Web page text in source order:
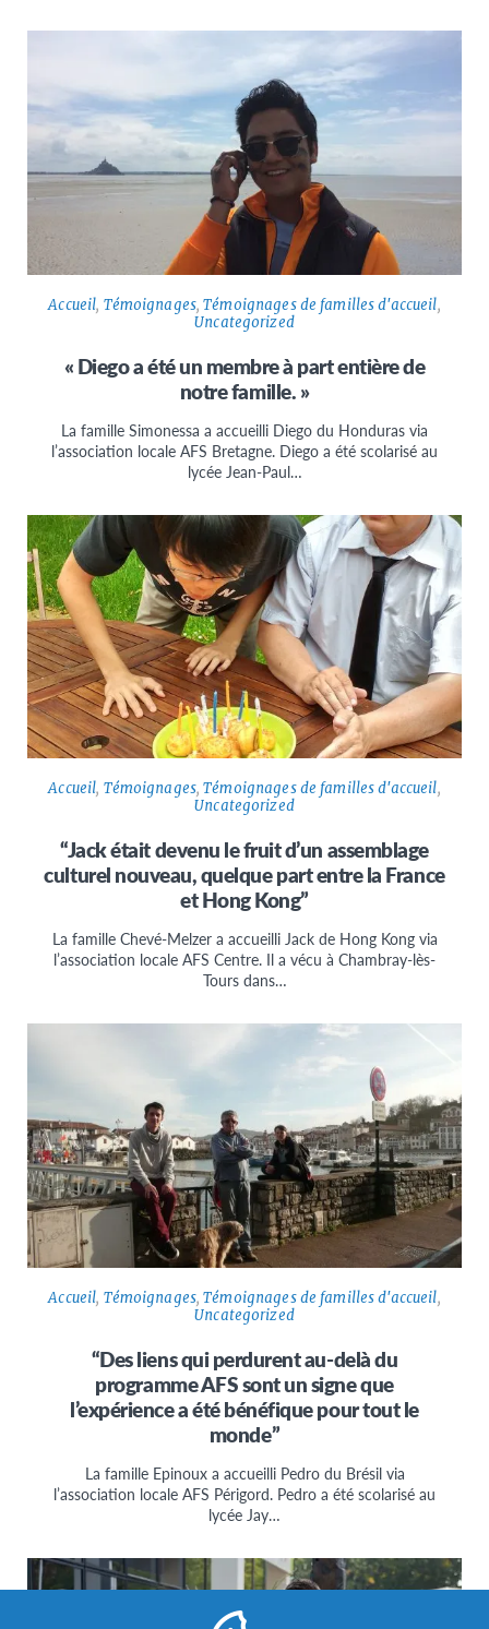
Accueil, Témoignages,Témoignages de familles d'accueil,
Uncategorized
« Diego a été un membre à part entière de
notre famille. »
La famille Simonessa a accueilli Diego du Honduras via
l’association locale AFS Bretagne. Diego a été scolarisé au
lycée Jean-Paul…
Accueil, Témoignages,Témoignages de familles d'accueil,
Uncategorized
“Jack était devenu le fruit d’un assemblage
culturel nouveau, quelque part entre la France
et Hong Kong”
La famille Chevé-Melzer a accueilli Jack de Hong Kong via
l’association locale AFS Centre. Il a vécu à Chambray-lès-
Tours dans…
Accueil, Témoignages,Témoignages de familles d'accueil,
Uncategorized
“Des liens qui perdurent au-delà du
programme AFS sont un signe que
l’expérience a été bénéfique pour tout le
monde”
La famille Epinoux a accueilli Pedro du Brésil via
l’association locale AFS Périgord. Pedro a été scolarisé au
lycée Jay…